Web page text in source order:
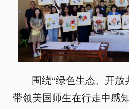
围绕“绿色生态、开放
带领美国师生在行走中感